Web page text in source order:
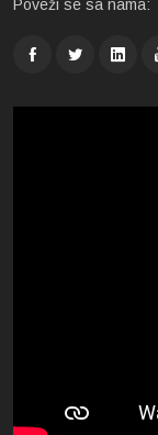
Poveži se sa nama: